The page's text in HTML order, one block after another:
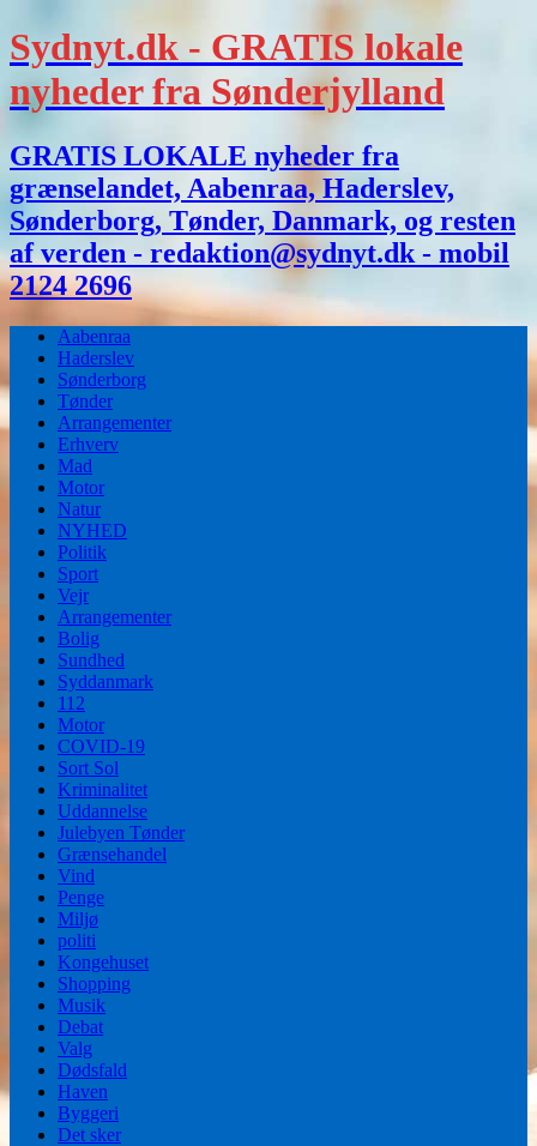
Sydnyt.dk - GRATIS lokale
nyheder fra Sønderjylland
GRATIS LOKALE nyheder fra
grænselandet, Aabenraa, Haderslev,
Sønderborg, Tønder, Danmark, og resten
af verden - redaktion@sydnyt.dk - mobil
2124 2696
Aabenraa
Haderslev
Sønderborg
Tønder
Arrangementer
Erhverv
Mad
Motor
Natur
NYHED
Politik
Sport
Vejr
Arrangementer
Bolig
Sundhed
Syddanmark
112
Motor
COVID-19
Sort Sol
Kriminalitet
Uddannelse
Julebyen Tønder
Grænsehandel
Vind
Penge
Miljø
politi
Kongehuset
Shopping
Musik
Debat
Valg
Dødsfald
Haven
Byggeri
Det sker